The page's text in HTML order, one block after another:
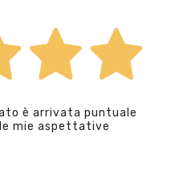
è arrivata puntuale
mie aspettative